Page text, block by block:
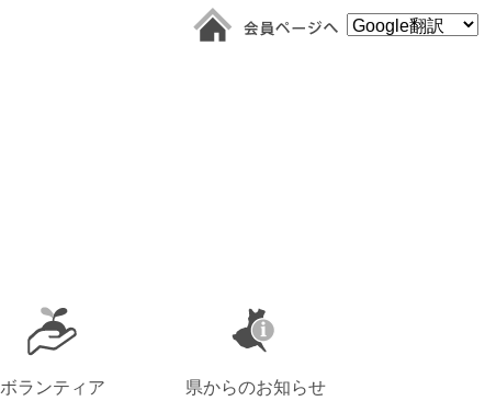
ボランティア 県からのお知らせ